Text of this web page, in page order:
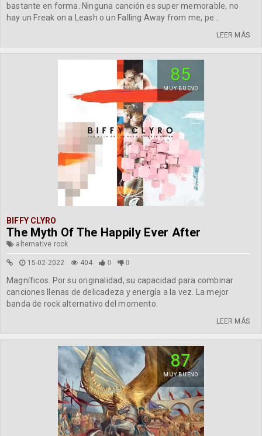
bastante en forma. Ninguna canción es super memorable, no
hay un Freak on a Leash o un Falling Away from me, pe...
LEER MÁS
85
MUY BUENO
BIFFY CLYRO
The Myth Of The Happily Ever After
alternative rock
15-02-2022 404 0 0
Magníficos. Por su originalidad, su capacidad para combinar
canciones llenas de delicadeza y energía a la vez. La mejor
banda de rock alternativo del momento.
LEER MÁS
87
MUY BUENO